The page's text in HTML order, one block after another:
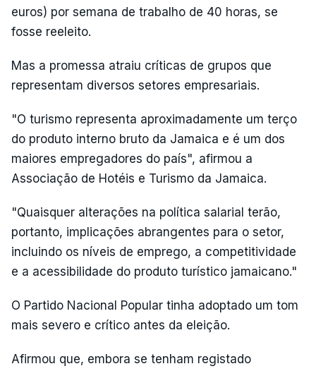
euros) por semana de trabalho de 40 horas, se
fosse reeleito.
Mas a promessa atraiu críticas de grupos que
representam diversos setores empresariais.
"O turismo representa aproximadamente um terço
do produto interno bruto da Jamaica e é um dos
maiores empregadores do país", afirmou a
Associação de Hotéis e Turismo da Jamaica.
"Quaisquer alterações na política salarial terão,
portanto, implicações abrangentes para o setor,
incluindo os níveis de emprego, a competitividade
e a acessibilidade do produto turístico jamaicano."
O Partido Nacional Popular tinha adoptado um tom
mais severo e crítico antes da eleição.
Afirmou que, embora se tenham registado